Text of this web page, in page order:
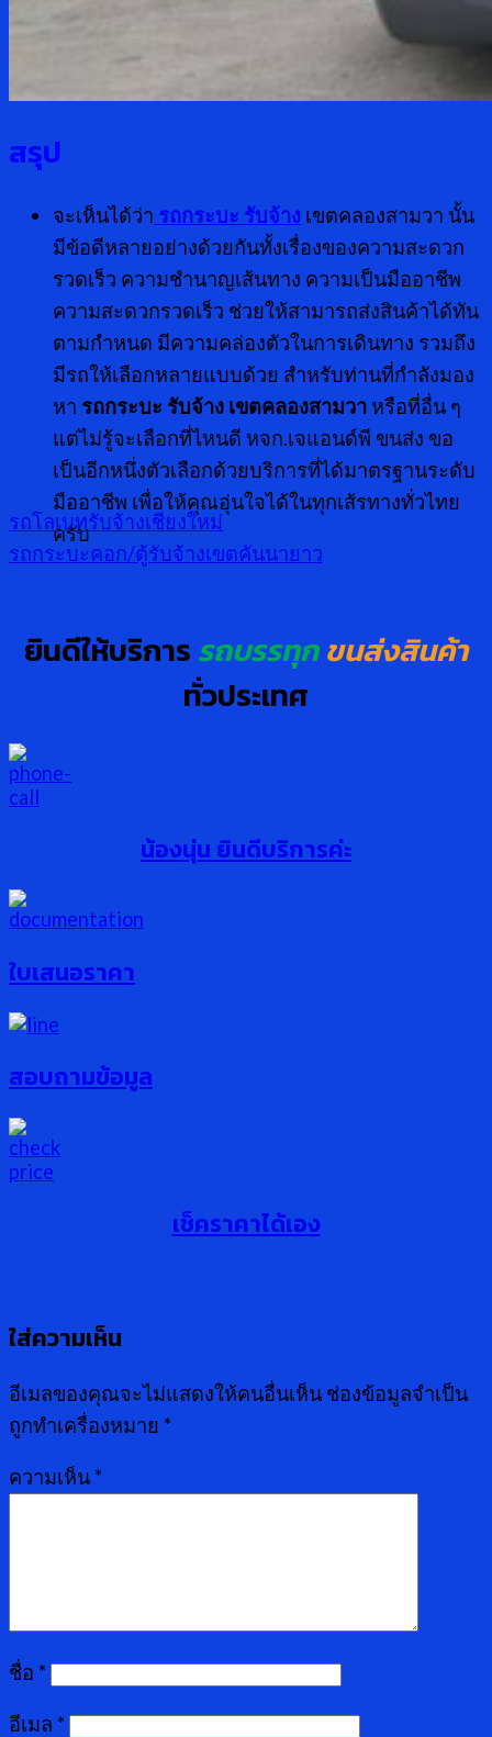
สรุป
จะเห็นได้ว่า รถกระบะ รับจ้าง เขตคลองสามวา นั้น
มีข้อดีหลายอย่างด้วยกันทั้งเรื่องของความสะดวก
รวดเร็ว ความชำนาญเส้นทาง ความเป็นมืออาชีพ
ความสะดวกรวดเร็ว ช่วยให้สามารถส่งสินค้าได้ทัน
ตามกำหนด มีความคล่องตัวในการเดินทาง รวมถึง
มีรถให้เลือกหลายแบบด้วย สำหรับท่านที่กำลังมอง
หา รถกระบะ รับจ้าง เขตคลองสามวา หรือที่อื่น ๆ
แต่ไม่รู้จะเลือกที่ไหนดี หจก.เจแอนด์พี ขนส่ง ขอ
เป็นอีกหนึ่งตัวเลือกด้วยบริการที่ได้มาตรฐานระดับ
มืออาชีพ เพื่อให้คุณอุ่นใจได้ในทุกเส้รทางทั่วไทย
ครับ
รถโลเบทรับจ้างเชียงใหม่
รถกระบะคอก/ตู้รับจ้างเขตคันนายาว
ยินดีให้บริการรถบรรทุกขนส่งสินค้า
ทั่วประเทศ
น้องนุ่น ยินดีบริการค่ะ
ใบเสนอราคา
สอบถามข้อมูล
เช็คราคาได้เอง
ใส่ความเห็น
อีเมลของคุณจะไม่แสดงให้คนอื่นเห็น ช่องข้อมูลจำเป็น
ถูกทำเครื่องหมาย *
ความเห็น *
ชื่อ *
อีเมล *